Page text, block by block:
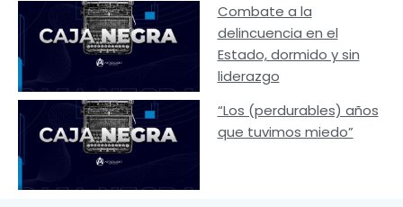
Combate a la
delincuencia en el
Estado, dormido y sin
liderazgo
“Los (perdurables) años
que tuvimos miedo”